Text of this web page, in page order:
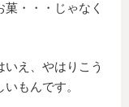
・・・じゃなく
え、やはりこう
もんです。